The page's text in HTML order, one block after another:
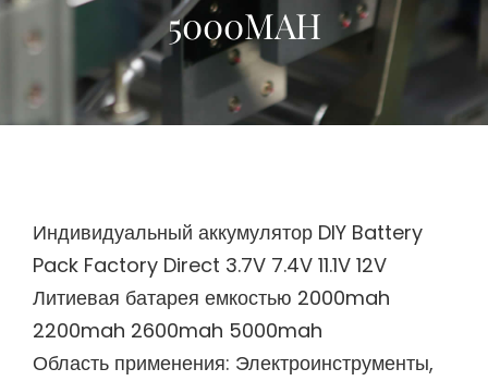
5000MAH
Индивидуальный аккумулятор DIY Battery
Pack Factory Direct 3.7V 7.4V 11.1V 12V
Литиевая батарея емкостью 2000mah
2200mah 2600mah 5000mah
Область применения: Электроинструменты,